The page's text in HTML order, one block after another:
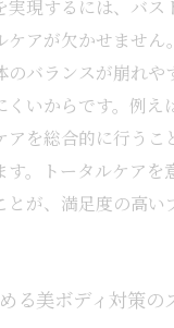
実現するには、バス
ケアが欠かせませ
のバランスが崩れや
くいからです。例え
アを総合的に行うこ
す。トータルケアを
とが、満足度の高い
る美ボディ対策の